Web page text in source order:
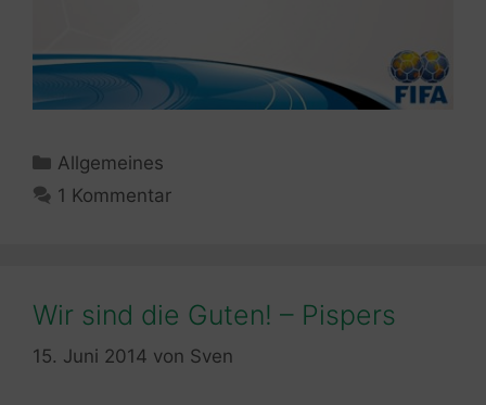
Kategorien
Allgemeines
1 Kommentar
Wir sind die Guten! – Pispers
15. Juni 2014 von Sven